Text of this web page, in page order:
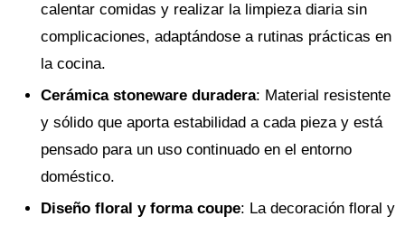
calentar comidas y realizar la limpieza diaria sin
complicaciones, adaptándose a rutinas prácticas en
la cocina.
Cerámica stoneware duradera: Material resistente
y sólido que aporta estabilidad a cada pieza y está
pensado para un uso continuado en el entorno
doméstico.
Diseño floral y forma coupe: La decoración floral y